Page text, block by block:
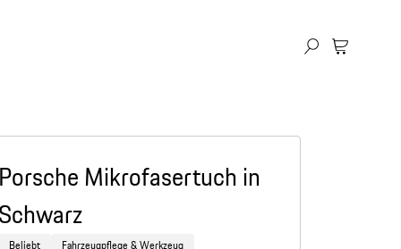
Porsche Mikrofasertuch in
Schwarz
Beliebt
Fahrzeugpflege & Werkzeug